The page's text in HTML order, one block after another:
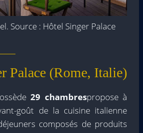
Source : Hôtel Singer Palace
Palace (Rome, Italie)
29 chambrespropose à
goût de la cuisine italienne
composés de produits